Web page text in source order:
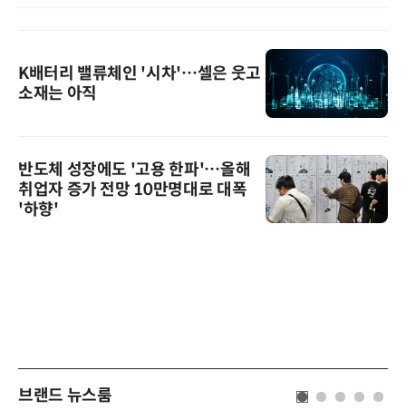
K배터리 밸류체인 '시차'…셀은 웃고
소재는 아직
반도체 성장에도 '고용 한파'…올해
취업자 증가 전망 10만명대로 대폭
'하향'
브랜드 뉴스룸